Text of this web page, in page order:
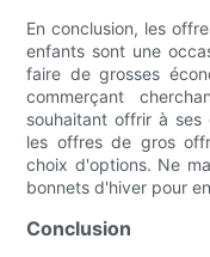
En conclusion, les
enfants sont une
faire de grosses
commerçant
souhaitant offrir à ses
les offres de gros
choix d'options. Ne
bonnets d'hiver pour
Conclusion